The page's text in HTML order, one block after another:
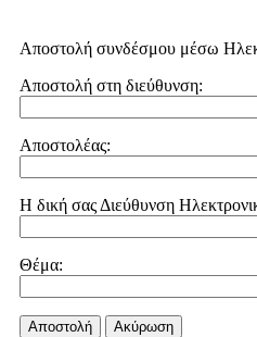
Αποστολή συνδέσμου μέσω
Αποστολή στη διεύθυνση:
Αποστολέας:
Η δική σας Διεύθυνση
Θέμα:
Αποστολή Aκύρωση